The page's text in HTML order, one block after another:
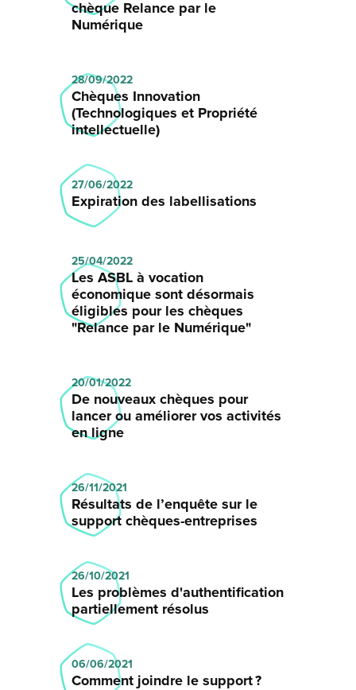
chèque Relance par le
Numérique
28/09/2022
Chèques Innovation
(Technologiques et Propriété
intellectuelle)
27/06/2022
Expiration des labellisations
25/04/2022
Les ASBL à vocation
économique sont désormais
éligibles pour les chèques
"Relance par le Numérique"
20/01/2022
De nouveaux chèques pour
lancer ou améliorer vos activités
en ligne
26/11/2021
Résultats de l’enquête sur le
support chèques-entreprises
26/10/2021
Les problèmes d'authentification
partiellement résolus
06/06/2021
Comment joindre le support ?